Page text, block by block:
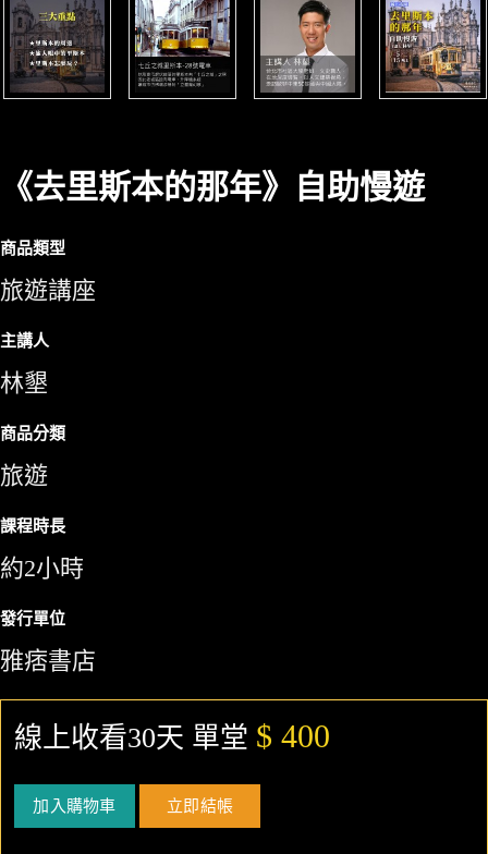
《去里斯本的那年》自助慢遊
商品類型
旅遊講座
主講人
林墾
商品分類
旅遊
課程時長
約2小時
發行單位
雅痞書店
線上收看30天 單堂 $ 400
加入購物車 立即結帳